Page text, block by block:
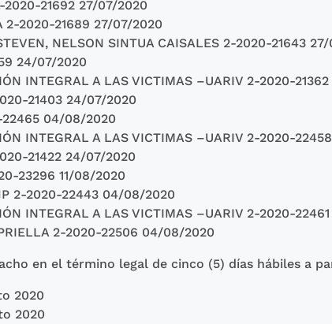
2020-21692 27/07/2020
2-2020-21689 27/07/2020
NELSON SINTUA CAISALES 2-2020-21643
24/07/2020
INTEGRAL A LAS VICTIMAS –UARIV 2-2020-
21403 24/07/2020
22465 04/08/2020
INTEGRAL A LAS VICTIMAS –UARIV 2-2020-
21422 24/07/2020
23296 11/08/2020
2-2020-22443 04/08/2020
INTEGRAL A LAS VICTIMAS –UARIV 2-2020-
2-2020-22506 04/08/2020
en el término legal de cinco (5) días hábiles a
2020
2020